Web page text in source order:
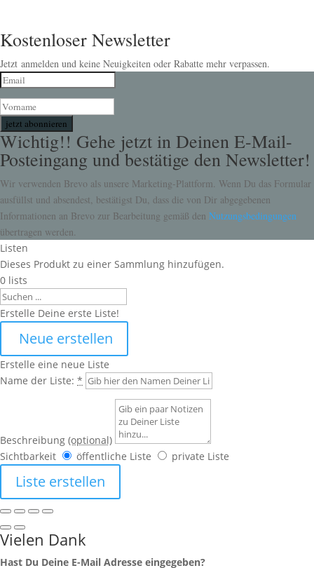
Kostenloser Newsletter
Jetzt anmelden und keine Neuigkeiten oder Rabatte mehr verpassen.
jetzt abonnieren
Wichtig!! Gehe jetzt in Deinen E-Mail-
Posteingang und bestätige den Newsletter!
Wir verwenden Brevo als unsere Marketing-Plattform. Wenn Du das Formular
ausfüllst und absendest, bestätigst Du, dass die von Dir abgegebenen
Informationen an Brevo zur Bearbeitung gemäß den Nutzungsbedingungen
übertragen werden.
Listen
Dieses Produkt zu einer Sammlung hinzufügen.
0 lists
Search
Erstelle Deine erste Liste!
Neue erstellen
Erstelle eine neue Liste
Name der Liste: *
Beschreibung (optional)
Sichtbarkeit
öffentliche Liste private Liste
Liste erstellen
Vielen Dank
Hast Du Deine E-Mail Adresse eingegeben?